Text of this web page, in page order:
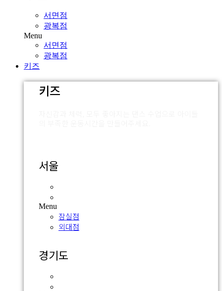
서면점
광복점
Menu
서면점
광복점
키즈
키즈
서울
Menu
잠실점
외대점
경기도